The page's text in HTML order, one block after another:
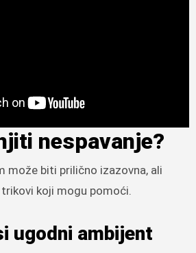
nespavanje?
može biti prilično izazovna, ali
koji mogu pomoći.
ugodni ambijent